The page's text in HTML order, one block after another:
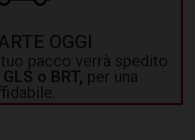
OGGI
pacco verrà spedito
o BRT, per una